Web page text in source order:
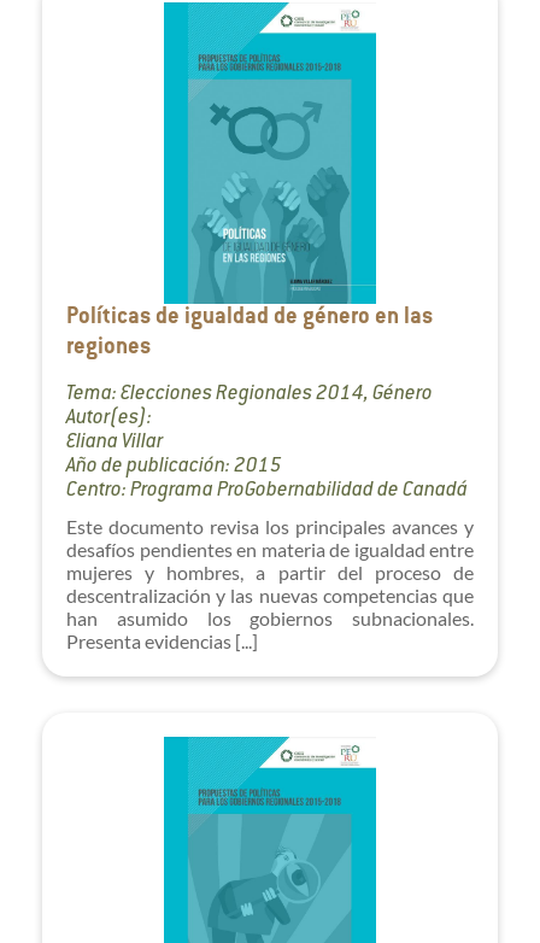
Políticas de igualdad de género en las
regiones
Tema: Elecciones Regionales 2014, Género
Autor(es):
Eliana Villar
Año de publicación: 2015
Centro: Programa ProGobernabilidad de Canadá
Este documento revisa los principales avances y
desafíos pendientes en materia de igualdad entre
mujeres y hombres, a partir del proceso de
descentralización y las nuevas competencias que
han asumido los gobiernos subnacionales.
Presenta evidencias [...]